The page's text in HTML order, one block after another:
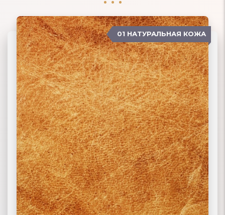
04 ЗАМША 01 НАТУРАЛЬНАЯ КОЖА
02 ЭКОКОЖА
03 ИСКУССТВЕННАЯ КОЖА